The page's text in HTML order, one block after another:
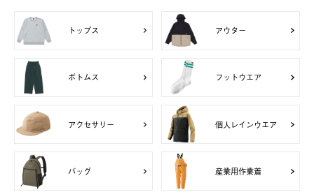
トップス アウター
ボトムス フットウエア
アクセサリー 個人レインウエア
バッグ 産業用作業着